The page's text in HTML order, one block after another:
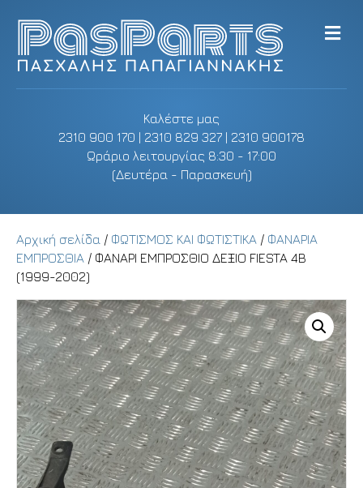
Καλέστε μας
2310 900 170 | 2310 829 327 | 2310 900178
Ωράριο λειτουργίας 8:30 - 17:00
(Δευτέρα - Παρασκευή)
M
e
Αρχική σελίδα / ΦΩΤΙΣΜΟΣ ΚΑΙ ΦΩΤΙΣΤΙΚΑ / ΦΑΝΑΡΙΑ
ΕΜΠΡΟΣΘΙΑ / ΦΑΝΑΡΙ ΕΜΠΡΟΣΘΙΟ ΔΕΞΙΟ FIESTA 4B
(1999-2002)